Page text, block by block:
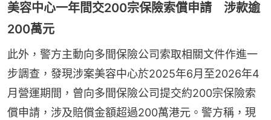
美容中心一年間交200宗保險索償申請 涉款逾
200萬元
此外，警方主動向多間保險公司索取相關文件作進一
步調查，發現涉案美容中心於2025年6月至2026年4
月營運期間，曾向多間保險公司提交約200宗保險索
償申請，涉及賠償金額超過200萬港元。警方稱，現